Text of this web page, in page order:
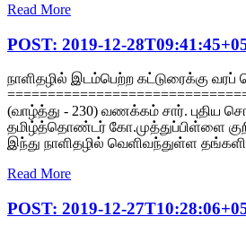
Read More
POST: 2019-12-
நாளிதழில் இடம்பெற்ற கட்டுரைக்கு வரப்
(வாழ்த்து - 230) வணக்கம் சார். புதிய
தமிழ்த்தொண்டர் கோ.முத்துப்பிள்ளை
இந்து நாளிதழில் வெளிவந்துள்ள தங்களி
Read More
POST: 2019-12-